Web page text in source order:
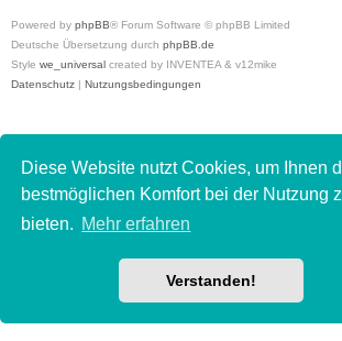
Diese Website nutzt Cookies, um Ihnen
bestmöglichen Komfort bei der Nutzung
bieten. Mehr erfahren
Verstanden!
Powered by phpBB® Forum Software © phpBB Limited
Deutsche Übersetzung durch phpBB.de
Style we_universal created by INVENTEA & v12mike
Datenschutz | Nutzungsbedingungen